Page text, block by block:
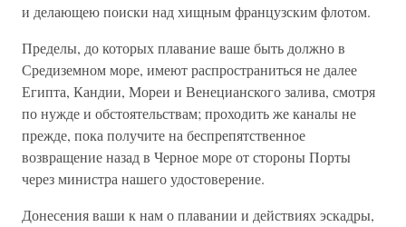
и делающею поиски над хищным французским флотом.
Пределы, до которых плавание ваше быть должно в
Средиземном море, имеют распространиться не далее
Египта, Кандии, Мореи и Венецианского залива, смотря
по нужде и обстоятельствам; проходить же каналы не
прежде, пока получите на беспрепятственное
возвращение назад в Черное море от стороны Порты
через министра нашего удостоверение.
Донесения ваши к нам о плавании и действиях эскадры,